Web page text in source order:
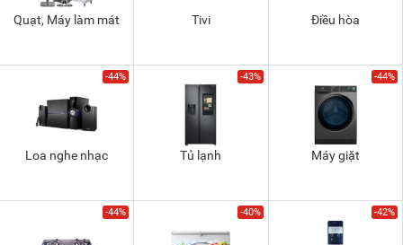
Quạt, Máy làm mát Tivi Điều hòa
-44%
Loa nghe nhạc
-43%
Tủ lạnh
-44%
Máy giặt
-44% -40% -42%